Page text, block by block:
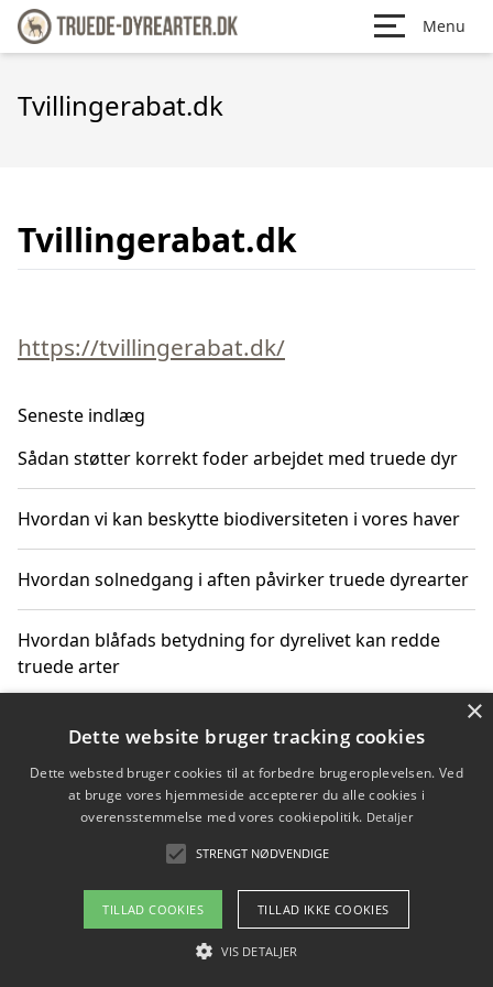
Menu
Tvillingerabat.dk
Tvillingerabat.dk
https://tvillingerabat.dk/
Seneste indlæg
Sådan støtter korrekt foder arbejdet med truede dyr
Hvordan vi kan beskytte biodiversiteten i vores haver
Hvordan solnedgang i aften påvirker truede dyrearter
Hvordan blåfads betydning for dyrelivet kan redde
truede arter
Hvordan kan gaver til unge voksne støtte bevarelsen
Copyright 2026 - Pilanto Aps
Om / kontakt
Blog Betingelser
×
Dette website bruger tracking cookies
Dette websted bruger cookies til at forbedre brugeroplevelsen. Ved
at bruge vores hjemmeside accepterer du alle cookies i
overensstemmelse med vores cookiepolitik. Detaljer
STRENGT NØDVENDIGE
TILLAD COOKIES TILLAD IKKE COOKIES
VIS DETALJER